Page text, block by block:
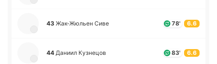
43 Жа­к-Жю­льен Сиве 78' 6.6
44 Даниил Ку­зне­цов 83' 6.6